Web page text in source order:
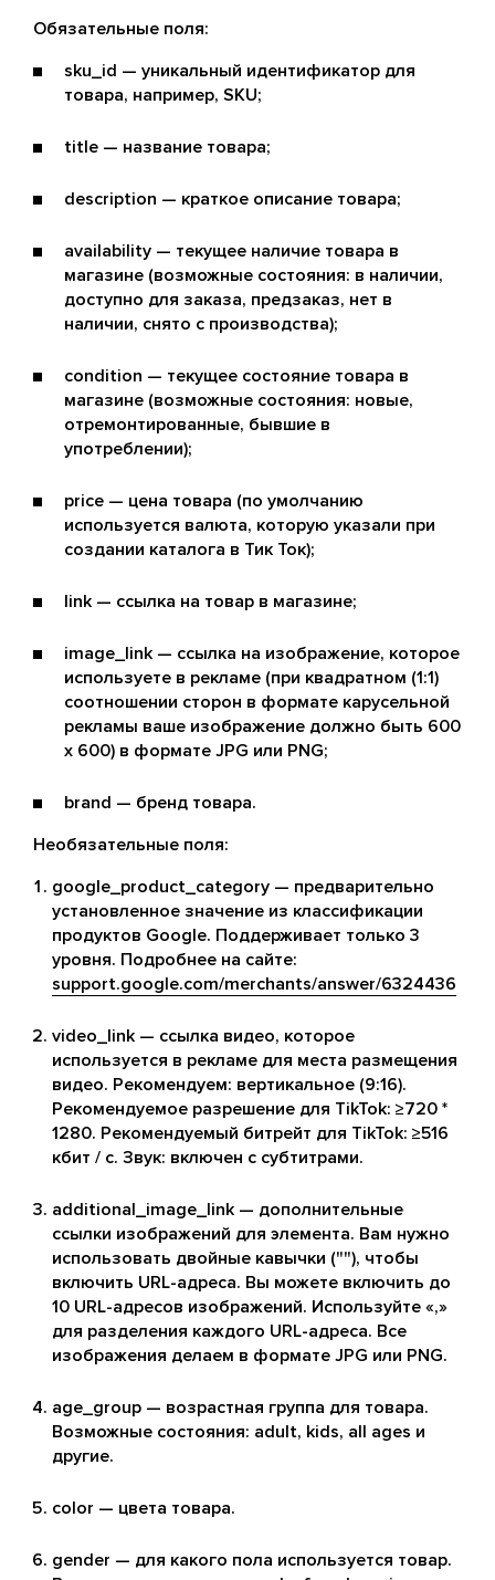
Обязательные поля:
sku_id — уникальный идентификатор для
товара, например, SKU;
title — название товара;
description — краткое описание товара;
availability — текущее наличие товара в
магазине (возможные состояния: в наличии,
доступно для заказа, предзаказ, нет в
наличии, снято с производства);
condition — текущее состояние товара в
магазине (возможные состояния: новые,
отремонтированные, бывшие в
употреблении);
price — цена товара (по умолчанию
используется валюта, которую указали при
создании каталога в Тик Ток);
link — ссылка на товар в магазине;
image_link — ссылка на изображение, которое
используете в рекламе (при квадратном (1:1)
соотношении сторон в формате карусельной
рекламы ваше изображение должно быть 600
x 600) в формате JPG или PNG;
brand — бренд товара.
Необязательные поля:
google_product_category — предварительно
установленное значение из классификации
продуктов Google. Поддерживает только 3
уровня. Подробнее на сайте:
support.google.com/merchants/answer/6324436
video_link — ссылка видео, которое
используется в рекламе для места размещения
видео. Рекомендуем: вертикальное (9:16).
Рекомендуемое разрешение для TikTok: ≥720 *
1280. Рекомендуемый битрейт для TikTok: ≥516
кбит / с. Звук: включен с субтитрами.
additional_image_link — дополнительные
ссылки изображений для элемента. Вам нужно
использовать двойные кавычки (""), чтобы
включить URL-адреса. Вы можете включить до
10 URL-адресов изображений. Используйте «,»
для разделения каждого URL-адреса. Все
изображения делаем в формате JPG или PNG.
age_group — возрастная группа для товара.
Возможные состояния: adult, kids, all ages и
другие.
color — цвета товара.
gender — для какого пола используется товар.